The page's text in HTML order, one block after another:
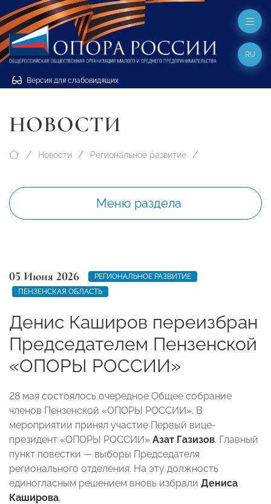
Версия для слабовидящих
RU
НОВОСТИ
Новости Региональное развитие
Меню раздела
05 Июня 2026
РЕГИОНАЛЬНОЕ РАЗВИТИЕ
ПЕНЗЕНСКАЯ ОБЛАСТЬ
Денис Каширов переизбран
Председателем Пензенской
«ОПОРЫ РОССИИ»
28 мая состоялось очередное Общее собрание
членов Пензенской «ОПОРЫ РОССИИ». В
мероприятии принял участие Первый вице-
президент «ОПОРЫ РОССИИ» Азат Газизов. Главный
пункт повестки — выборы Председателя
регионального отделения. На эту должность
единогласным решением вновь избрали Дениса
Каширова.